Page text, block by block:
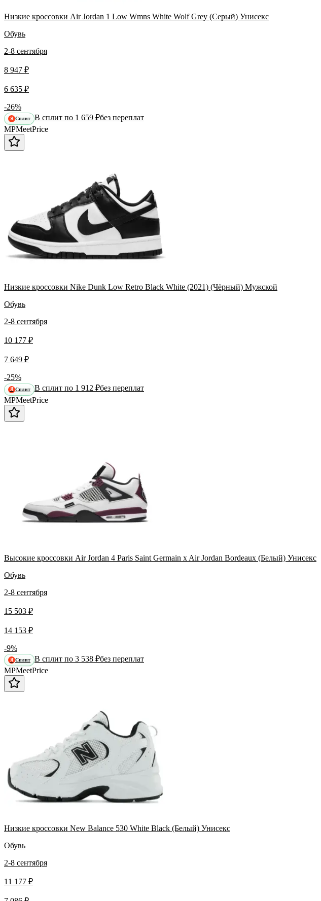
Низкие кроссовки Air Jordan 1 Low Wmns White Wolf Grey (Серый) Унисекс
Обувь
2-8 сентября
8 947 ₽
6 635 ₽
-26%
Я Сплит В сплит по 1 659 ₽без переплат
MPMeetPrice
Низкие кроссовки Nike Dunk Low Retro Black White (2021) (Чёрный) Мужской
Обувь
2-8 сентября
10 177 ₽
7 649 ₽
-25%
Я Сплит В сплит по 1 912 ₽без переплат
MPMeetPrice
Высокие кроссовки Air Jordan 4 Paris Saint Germain x Air Jordan Bordeaux (Белый) Унисекс
Обувь
2-8 сентября
15 503 ₽
14 153 ₽
-9%
Я Сплит В сплит по 3 538 ₽без переплат
MPMeetPrice
Низкие кроссовки New Balance 530 White Black (Белый) Унисекс
Обувь
2-8 сентября
11 177 ₽